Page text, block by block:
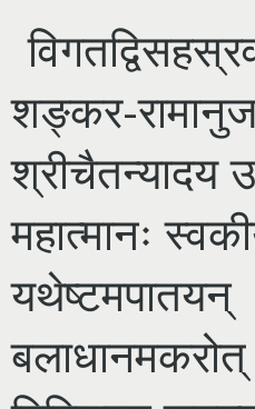
शङ्कर-
श्रीचैतन्यादय
महात्मानः
यथेष्टमपातयन्
बलाधानमकरोत्